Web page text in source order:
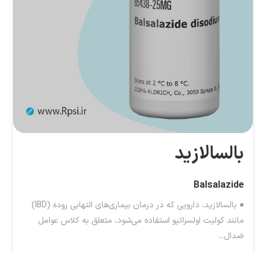
بالسالازید
Balsalazide
● بالسالازید، دارویی که در درمان بیماری‌های التهابی روده (IBD)
مانند کولیت اولسراتیو استفاده می‌شود، متعلق به کلاس عوامل
ضدال...